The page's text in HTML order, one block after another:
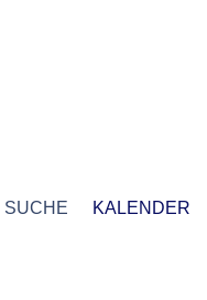
SUCHE KALENDER